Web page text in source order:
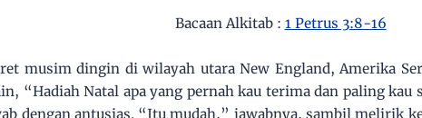
Bacaan Alkitab : 1 Petrus 3:8-16
musim dingin di wilayah utara New England, Amerika
“Hadiah Natal apa yang pernah kau terima dan paling kau
dengan antusias. “Itu mudah,” jawabnya, sambil melirik